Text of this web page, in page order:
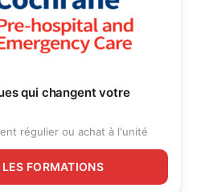
qui changent votre
régulier ou achat à l'unité
FORMATIONS